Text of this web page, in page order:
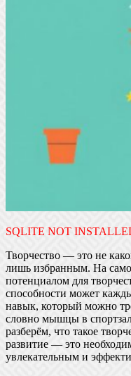
SQLITE NOT
Творчество — это не
лишь избранным. На
потенциалом для
способности может
навык, который можно
словно мышцы в
разберём, что такое
развитие — это
увлекательным и